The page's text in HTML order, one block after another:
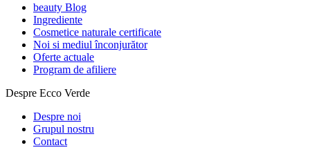
beauty Blog
Ingrediente
Cosmetice naturale certificate
Noi si mediul înconjurător
Oferte actuale
Program de afiliere
Despre Ecco Verde
Despre noi
Grupul nostru
Contact